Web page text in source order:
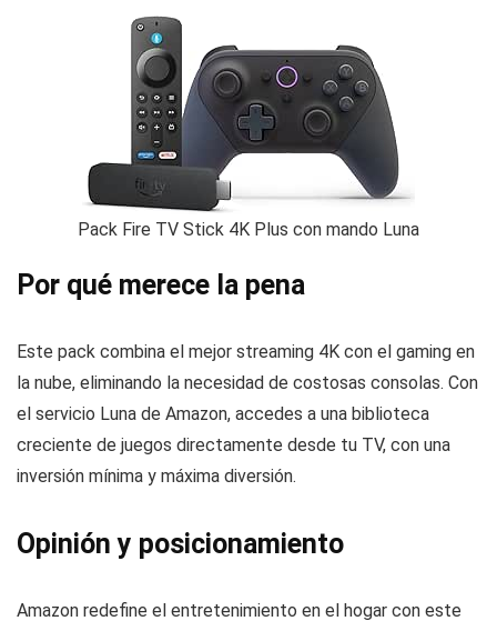
Pack Fire TV Stick 4K Plus con mando Luna
Por qué merece la pena
Este pack combina el mejor streaming 4K con el gaming en
la nube, eliminando la necesidad de costosas consolas. Con
el servicio Luna de Amazon, accedes a una biblioteca
creciente de juegos directamente desde tu TV, con una
inversión mínima y máxima diversión.
Opinión y posicionamiento
Amazon redefine el entretenimiento en el hogar con este